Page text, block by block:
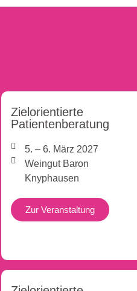
Zielorientierte
Patientenberatung
5. – 6. März 2027
Weingut Baron
Knyphausen
Zur Veranstaltung